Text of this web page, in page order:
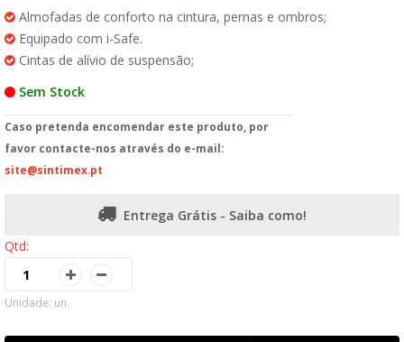
Almofadas de conforto na cintura, pernas e ombros;
Equipado com i-Safe.
Cintas de alívio de suspensão;
Sem Stock
Caso pretenda encomendar este produto, por
favor contacte-nos através do e-mail:
site@sintimex.pt
Entrega Grátis - Saiba como!
Qtd:
Unidade: un.